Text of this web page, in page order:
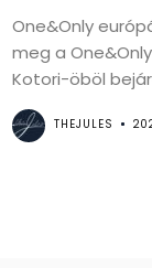
One&Only
meg a
Kotori-öböl
THEJULES